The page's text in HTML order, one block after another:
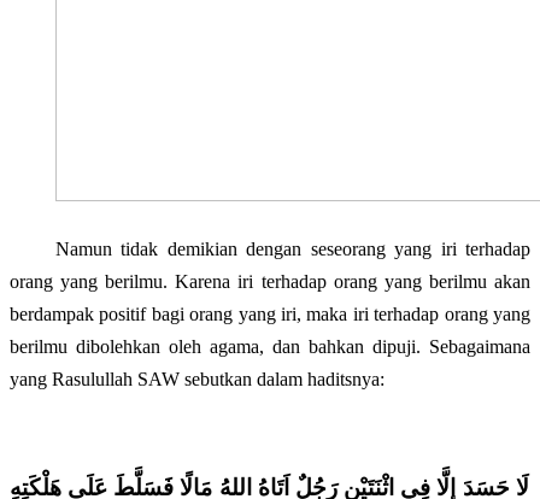
Namun tidak demikian dengan seseorang yang iri terhadap
orang yang berilmu. Karena iri terhadap orang yang berilmu akan
berdampak positif bagi orang yang iri, maka iri terhadap orang yang
berilmu dibolehkan oleh agama, dan bahkan dipuji. Sebagaimana
yang Rasulullah SAW sebutkan dalam haditsnya:
لَا حَسَدَ إِلَّا فِي اثْنَتَيْنِ رَجُلٌ اَتَاهُ اللهُ مَالًا فَسَلَّطَ عَلَى هَلْكَتِهِ